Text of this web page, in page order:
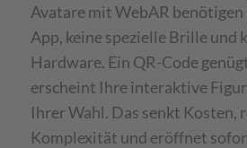
Avatare mit WebAR benötigen
App, keine spezielle Brille und
Hardware. Ein QR-Code
erscheint Ihre interaktive
Ihrer Wahl. Das senkt Kosten,
Komplexität und eröffnet